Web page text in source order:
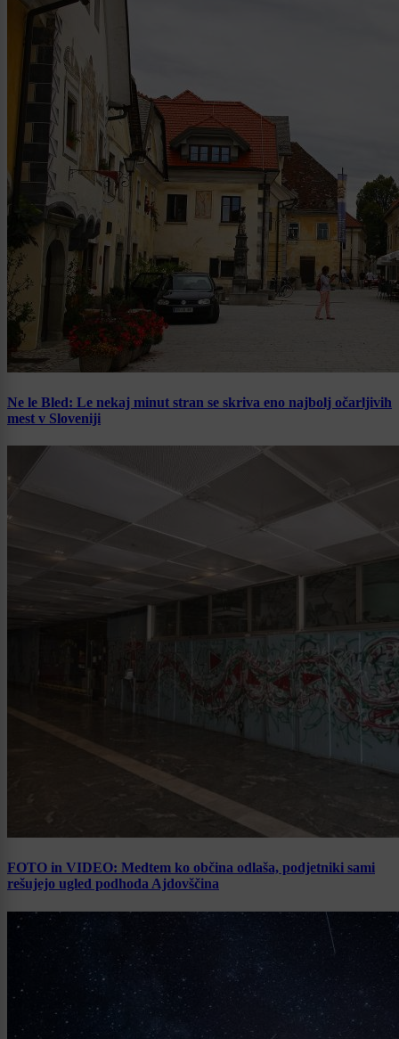
Ne le Bled: Le nekaj minut stran se skriva eno najbolj očarljivih
mest v Sloveniji
FOTO in VIDEO: Medtem ko občina odlaša, podjetniki sami
rešujejo ugled podhoda Ajdovščina